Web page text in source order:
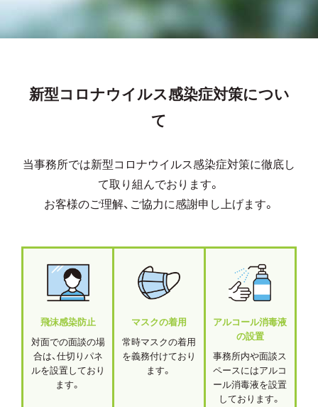
新型コロナウイルス感染症対策につい
て
当事務所では新型コロナウイルス感染症対策に徹底し
て取り組んでおります。
お客様のご理解、ご協力に感謝申し上げます。
飛沫感染防止
対面での面談の場
合は、仕切りパネ
ルを設置しており
ます。
マスクの着用
常時マスクの着用
を義務付けており
ます。
アルコール消毒液
の設置
事務所内や面談ス
ペースにはアルコ
ール消毒液を設置
しております。